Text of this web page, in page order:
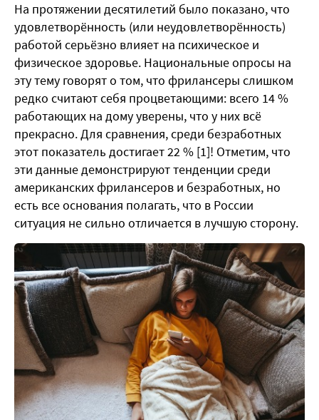
На протяжении десятилетий было показано, что
удовлетворённость (или неудовлетворённость)
работой серьёзно влияет на психическое и
физическое здоровье. Национальные опросы на
эту тему говорят о том, что фрилансеры слишком
редко считают себя процветающими: всего 14 %
работающих на дому уверены, что у них всё
прекрасно. Для сравнения, среди безработных
этот показатель достигает 22 % [1]! Отметим, что
эти данные демонстрируют тенденции среди
американских фрилансеров и безработных, но
есть все основания полагать, что в России
ситуация не сильно отличается в лучшую сторону.